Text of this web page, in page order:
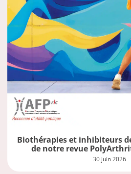
Biothérapies et inhibiteurs
de notre revue
30 juin 2026